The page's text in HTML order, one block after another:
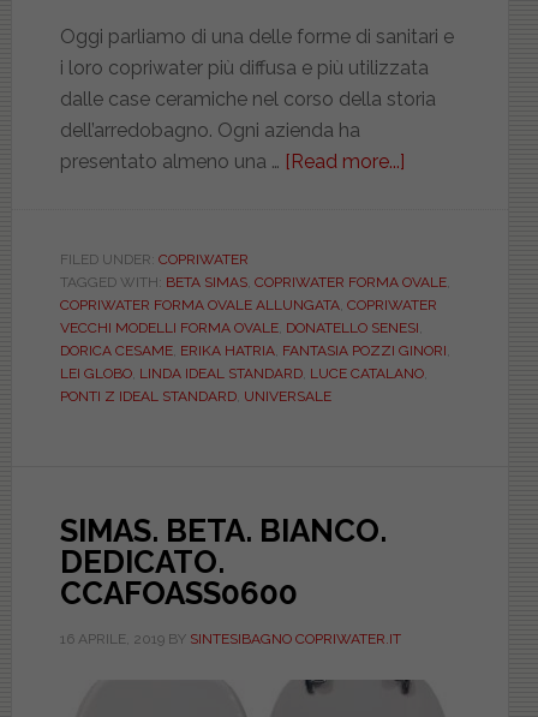
Oggi parliamo di una delle forme di sanitari e
i loro copriwater più diffusa e più utilizzata
dalle case ceramiche nel corso della storia
dell’arredobagno. Ogni azienda ha
presentato almeno una … [Read more...]
ovali
più
famose
nelle
bene
FILED UNDER: COPRIWATER
TAGGED WITH: BETA SIMAS, COPRIWATER FORMA OVALE,
COPRIWATER FORMA OVALE ALLUNGATA, COPRIWATER
VECCHI MODELLI FORMA OVALE, DONATELLO SENESI,
DORICA CESAME, ERIKA HATRIA, FANTASIA POZZI GINORI,
LEI GLOBO, LINDA IDEAL STANDARD, LUCE CATALANO,
PONTI Z IDEAL STANDARD, UNIVERSALE
SIMAS. BETA. BIANCO.
DEDICATO.
CCAFOASS0600
16 APRILE, 2019BY SINTESIBAGNO COPRIWATER.IT